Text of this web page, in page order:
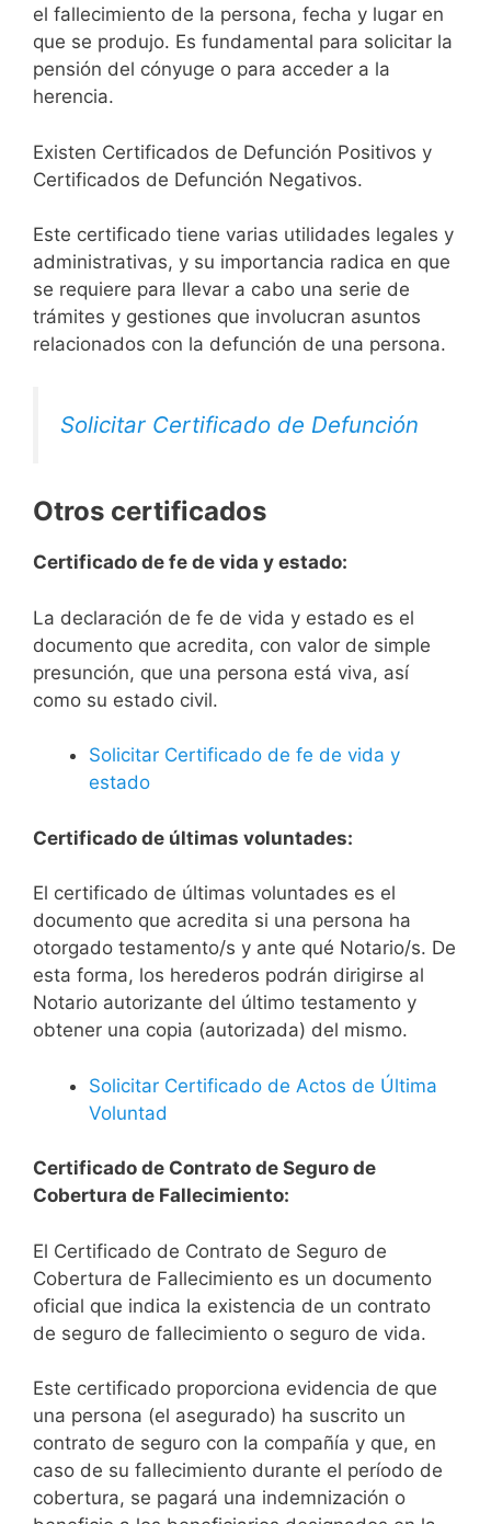
el fallecimiento de la persona, fecha y lugar en
que se produjo. Es fundamental para solicitar la
pensión del cónyuge o para acceder a la
herencia.
Existen Certificados de Defunción Positivos y
Certificados de Defunción Negativos.
Este certificado tiene varias utilidades legales y
administrativas, y su importancia radica en que
se requiere para llevar a cabo una serie de
trámites y gestiones que involucran asuntos
relacionados con la defunción de una persona.
Solicitar Certificado de Defunción
Otros certificados
Certificado de fe de vida y estado:
La declaración de fe de vida y estado es el
documento que acredita, con valor de simple
presunción, que una persona está viva, así
como su estado civil.
Solicitar Certificado de fe de vida y
estado
Certificado de últimas voluntades:
El certificado de últimas voluntades es el
documento que acredita si una persona ha
otorgado testamento/s y ante qué Notario/s. De
esta forma, los herederos podrán dirigirse al
Notario autorizante del último testamento y
obtener una copia (autorizada) del mismo.
Solicitar Certificado de Actos de Última
Voluntad
Certificado de Contrato de Seguro de
Cobertura de Fallecimiento:
El Certificado de Contrato de Seguro de
Cobertura de Fallecimiento es un documento
oficial que indica la existencia de un contrato
de seguro de fallecimiento o seguro de vida.
Este certificado proporciona evidencia de que
una persona (el asegurado) ha suscrito un
contrato de seguro con la compañía y que, en
caso de su fallecimiento durante el período de
cobertura, se pagará una indemnización o